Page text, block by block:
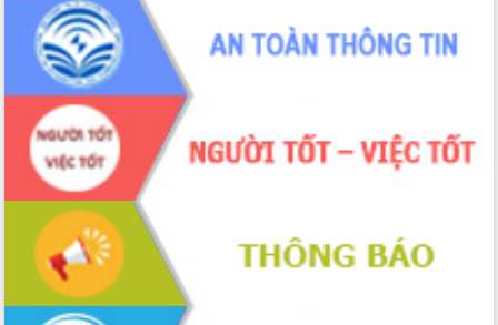
Hội nghị chia sẻ kinh nghiệm, chuyển
giao kỹ thuật y tế, định hướng phát
triển chuyên sâu đến 2030
Chuyển đổi số mở ra không gian phát
triển trong lĩnh vực văn hóa, du lịch
Công bố quyết định của Ban Thường
vụ Tỉnh ủy về công tác cán bộ.
Thủ tướng Phạm Minh Chính: Khẩn
trương tái thiết cuộc sống người dân
sau thiên tai
Tập trung nâng cao chất lượng, tổ
chức sản xuất sầu riêng theo hướng
bền vững